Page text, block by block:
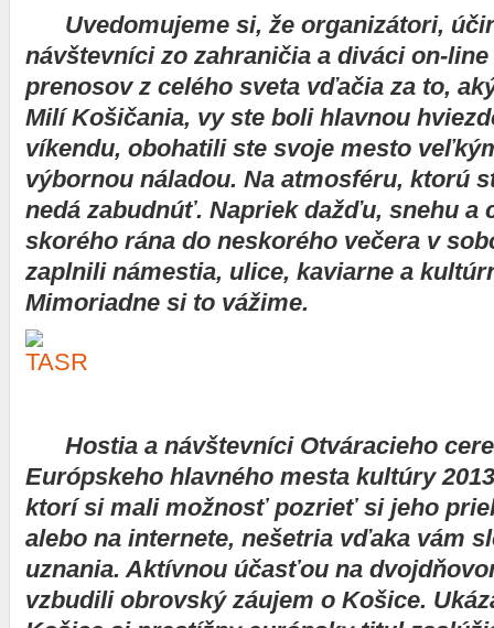
vzdelávania
Sándor Márai
Uvedomujeme si, že organizátori,
návštevníci zo zahraničia a diváci on-
prenosov z celého sveta vďačia za to,
Milí Košičania, vy ste boli hlavnou
víkendu, obohatili ste svoje mesto
výbornou náladou. Na atmosféru, ktorú
nedá zabudnúť. Napriek dažďu, snehu a
skorého rána do neskorého večera v
zaplnili námestia, ulice, kaviarne a
Mimoriadne si to vážime.
Hostia a návštevníci Otváracieho
Európskeho hlavného mesta kultúry
ktorí si mali možnosť pozrieť si jeho
alebo na internete, nešetria vďaka vám
uznania. Aktívnou účasťou na
vzbudili obrovský záujem o Košice.
Košice si prestížny európsky titul